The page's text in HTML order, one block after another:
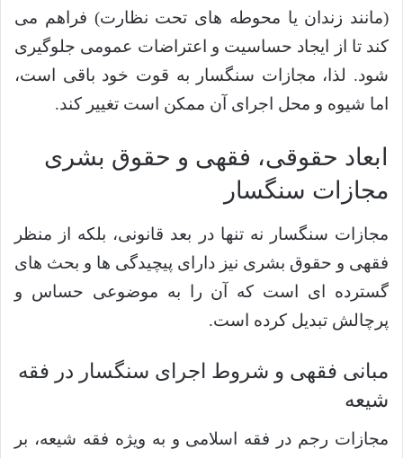
(مانند زندان یا محوطه های تحت نظارت) فراهم می
کند تا از ایجاد حساسیت و اعتراضات عمومی جلوگیری
شود. لذا، مجازات سنگسار به قوت خود باقی است،
اما شیوه و محل اجرای آن ممکن است تغییر کند.
ابعاد حقوقی، فقهی و حقوق بشری
مجازات سنگسار
مجازات سنگسار نه تنها در بعد قانونی، بلکه از منظر
فقهی و حقوق بشری نیز دارای پیچیدگی ها و بحث های
گسترده ای است که آن را به موضوعی حساس و
پرچالش تبدیل کرده است.
مبانی فقهی و شروط اجرای سنگسار در فقه
شیعه
مجازات رجم در فقه اسلامی و به ویژه فقه شیعه، بر